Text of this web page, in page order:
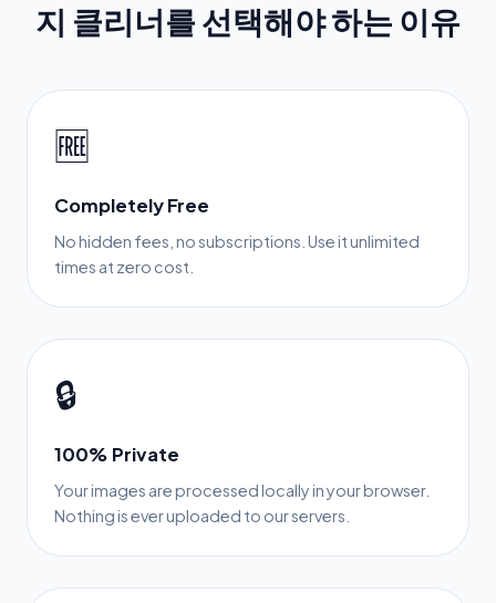
지 클리너를 선택해야 하는 이유
🆓
Completely Free
No hidden fees, no subscriptions. Use it unlimited
times at zero cost.
🔒
100% Private
Your images are processed locally in your browser.
Nothing is ever uploaded to our servers.